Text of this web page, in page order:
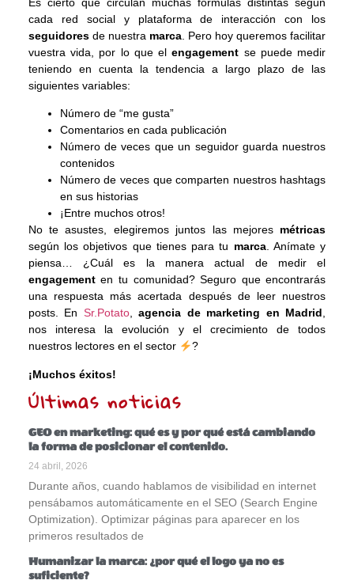
cada red social y plataforma de interacción con los
seguidoresde nuestra marca. Pero hoy queremos facilitar
vuestra vida, por lo que elengagement se puede medir
teniendo en cuenta la tendencia a largo plazo de las
siguientes variables:
Número de “me gusta”
Comentarios en cada publicación
Número de veces que un seguidor guarda nuestros
contenidos
Número de veces que comparten nuestros hashtags
en sus historias
¡Entre muchos otros!
No te asustes, elegiremos juntos las mejores métricas
según los objetivos que tienes para tu marca. Anímate y
piensa… ¿Cuál es la manera actual de medir el
engagementen tu comunidad? Seguro que encontrarás
una respuesta más acertada después de leer nuestros
posts. En Sr.Potato,agencia de marketing en Madrid,
nos interesa la evolución y el crecimiento de todos
nuestros lectores en el sector
?
¡Muchos éxitos!
Últimas noticias
GEO en marketing: qué es y por qué está cambiando
la forma de posicionar el contenido.
24 abril, 2026
Durante años, cuando hablamos de visibilidad en internet
pensábamos automáticamente en el SEO (Search Engine
Optimization). Optimizar páginas para aparecer en los
primeros resultados de
Humanizar la marca: ¿por qué el logo ya no es
suficiente?